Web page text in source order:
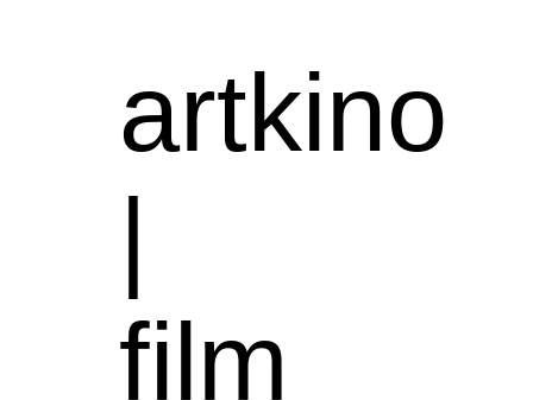
artkino
|
film